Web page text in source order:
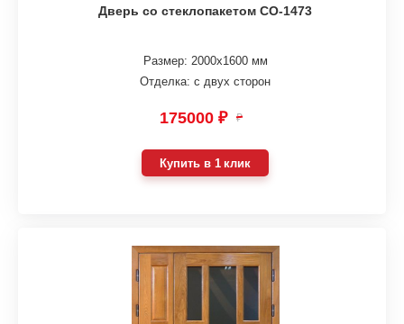
Дверь со стеклопакетом СО-1473
Размер: 2000х1600 мм
Отделка: с двух сторон
175000 ₽ ₽
Купить в 1 клик